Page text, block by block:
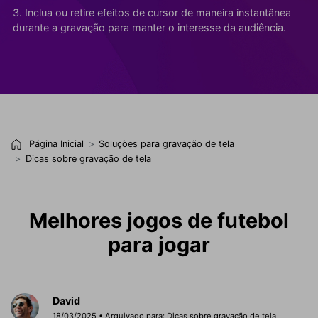
3. Inclua ou retire efeitos de cursor de maneira instantânea
durante a gravação para manter o interesse da audiência.
Página Inicial
Soluções para gravação de tela
Dicas sobre gravação de tela
Melhores jogos de futebol
para jogar
David